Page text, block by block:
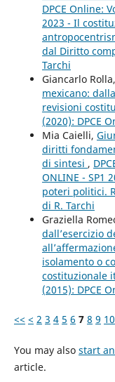
DPCE Online:
2023 - Il
dal Diritto
Tarchi
Giancarlo Rolla,
mexicano:
revisioni
(2020): DPCE
Mia Caielli,
diritti
di sintesi ,
ONLINE - SP1
poteri politici.
di R. Tarchi
Graziella
dall’esercizio
isolamento o
costituzionale
(2015): DPCE
<< < 2 3 4 5 6 7 8 9 10
You may also start
article.